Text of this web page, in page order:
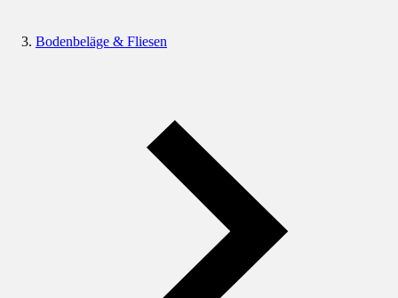
Bodenbeläge & Fliesen